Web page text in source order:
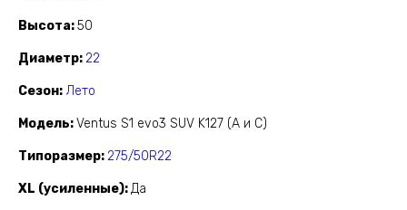
Высота 50
Диаметр 22
Сезон Лето
Модель Ventus S1 evo3 SUV K127 (A и C)
Типоразмер 275/50R22
XL (усиленные) Да